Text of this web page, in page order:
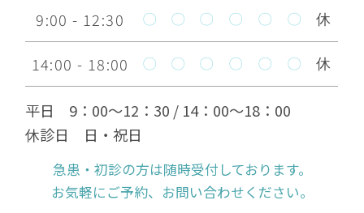
2022.06.13 なぜ 定期的に歯医者に通う
べきなのか
2022.05.26 矯正終了後の矯正相談
抜歯は痛くないですか
2022.05.14 院長のインビザライン日記
9:00 - 12:30 〇 〇 〇 〇 〇 〇 休
14:00 - 18:00 〇 〇 〇 〇 〇 〇 休
平日 9：00～12：30 / 14：00～18：00
休診日 日・祝日
急患・初診の方は随時受付しております。
お気軽にご予約、お問い合わせください。